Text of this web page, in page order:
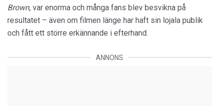
Brown, var enorma och många fans blev besvikna på
resultatet – även om filmen länge har haft sin lojala publik
och fått ett större erkännande i efterhand.
ANNONS